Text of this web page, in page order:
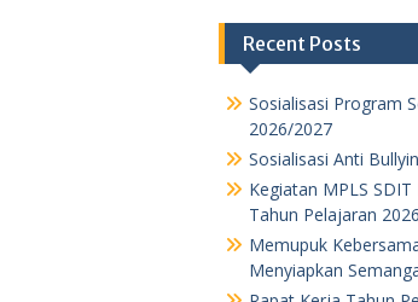
Recent Posts
Sosialisasi Program
2026/2027
Sosialisasi Anti
Kegiatan MPLS
Tahun Pelajaran
Memupuk
Menyiapkan